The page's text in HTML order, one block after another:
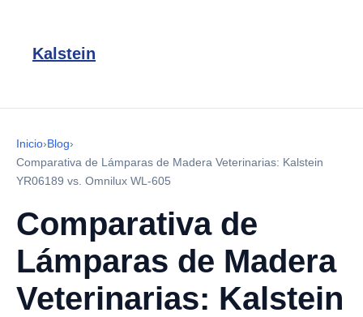
Kalstein
Inicio›Blog›
Comparativa de Lámparas de Madera Veterinarias: Kalstein
YR06189 vs. Omnilux WL-605
Comparativa de
Lámparas de Madera
Veterinarias: Kalstein